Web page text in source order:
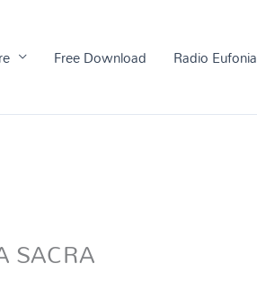
Free Download Radio Eufonia
SACRA